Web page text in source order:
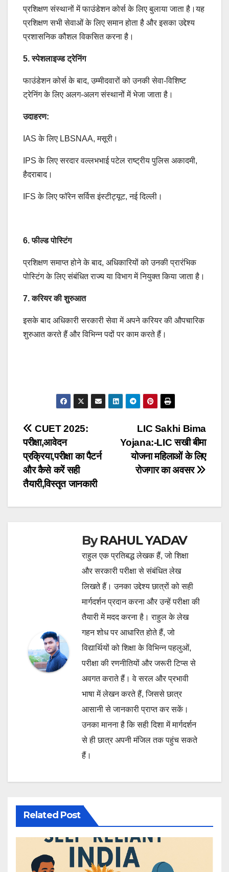
प्रशिक्षण संस्थानों में फाउंडेशन कोर्स के लिए बुलाया जाता है।यह
प्रशिक्षण सभी सेवाओं के लिए समान होता है और इसका उद्देश्य
प्रशासनिक कौशल विकसित करना है।
5. स्पेशलाइज्ड ट्रेनिंग
फाउंडेशन कोर्स के बाद, उम्मीदवारों को उनकी सेवा-विशिष्ट
ट्रेनिंग के लिए अलग-अलग संस्थानों में भेजा जाता है।
उदाहरण:
IAS के लिए LBSNAA, मसूरी।
IPS के लिए सरदार वल्लभभाई पटेल राष्ट्रीय पुलिस अकादमी,
हैदराबाद।
IFS के लिए फॉरेन सर्विस इंस्टीट्यूट, नई दिल्ली।
6. फील्ड पोस्टिंग
प्रशिक्षण समाप्त होने के बाद, अधिकारियों को उनकी प्रारंभिक
पोस्टिंग के लिए संबंधित राज्य या विभाग में नियुक्त किया जाता है।
7. करियर की शुरुआत
इसके बाद अधिकारी सरकारी सेवा में अपने करियर की औपचारिक
शुरुआत करते हैं और विभिन्न पदों पर काम करते हैं।
Post
navigation
LIC Sakhi Bima
Yojana:-LIC सखी बीमा
योजना महिलाओं के लिए
रोजगार का अवसर
CUET 2025:
परीक्षा,आवेदन
प्रक्रिया,परीक्षा का पैटर्न
और कैसे करें सही
तैयारी,विस्तृत जानकारी
ByRAHUL YADAV
राहुल एक प्रतिबद्ध लेखक हैं, जो शिक्षा
और सरकारी परीक्षा से संबंधित लेख
लिखते हैं। उनका उद्देश्य छात्रों को सही
मार्गदर्शन प्रदान करना और उन्हें परीक्षा की
तैयारी में मदद करना है। राहुल के लेख
गहन शोध पर आधारित होते हैं, जो
विद्यार्थियों को शिक्षा के विभिन्न पहलुओं,
परीक्षा की रणनीतियों और जरूरी टिप्स से
अवगत कराते हैं। वे सरल और प्रभावी
भाषा में लेखन करते हैं, जिससे छात्र
आसानी से जानकारी प्राप्त कर सकें।
उनका मानना है कि सही दिशा में मार्गदर्शन
से ही छात्र अपनी मंजिल तक पहुंच सकते
हैं।
Related Post